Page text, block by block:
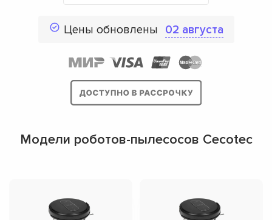
Цены обновлены 02 августа
Модели роботов-пылесосов Cecotec